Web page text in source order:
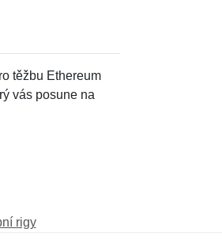
těžbu Ethereum
vás posune na
rigy